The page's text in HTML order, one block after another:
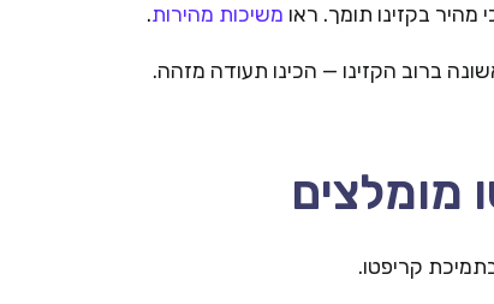
משיכות מהירות.
מומלצים